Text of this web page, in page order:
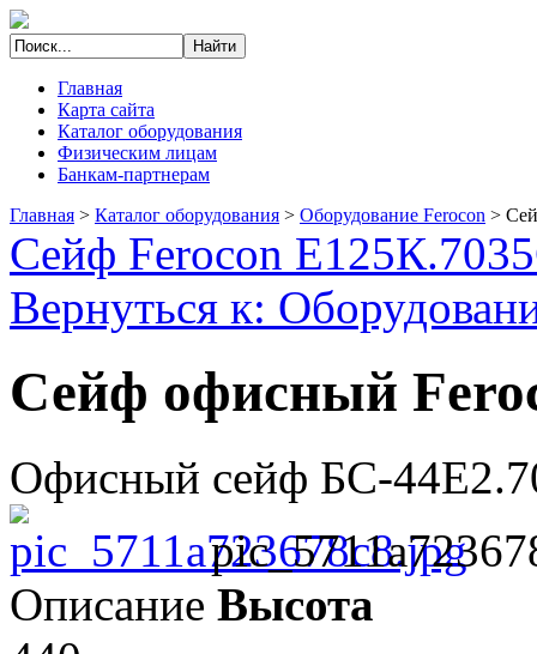
Главная
Карта сайта
Каталог оборудования
Физическим лицам
Банкам-партнерам
Главная > Каталог оборудования > Оборудование Ferocon >
Сейф Ferocon Е125К.7035
Вернуться к:
Сейф офисный
Офисный сейф БС-
Описание Высота